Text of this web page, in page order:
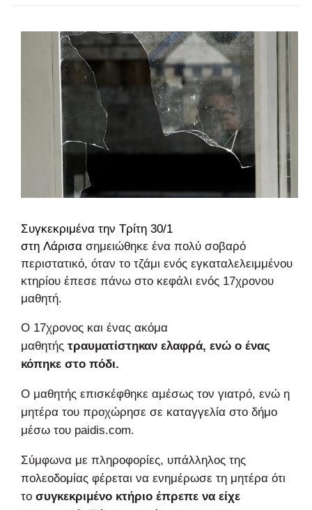
Συγκεκριμένα την Τρίτη 30/1
στη Λάρισα σημειώθηκε ένα πολύ σοβαρό
περιστατικό, όταν το τζάμι ενός εγκαταλελειμμένου
κτηρίου έπεσε πάνω στο κεφάλι ενός 17χρονου
μαθητή.
Ο 17χρονος και ένας ακόμα
μαθητής τραυματίστηκαν ελαφρά, ενώ ο ένας
κόπηκε στο πόδι.
Ο μαθητής επισκέφθηκε αμέσως τον γιατρό, ενώ η
μητέρα του προχώρησε σε καταγγελία στο δήμο
μέσω του paidis.com.
Σύμφωνα με πληροφορίες, υπάλληλος της
πολεοδομίας φέρεται να ενημέρωσε τη μητέρα ότι
το συγκεκριμένο κτήριο έπρεπε να είχε